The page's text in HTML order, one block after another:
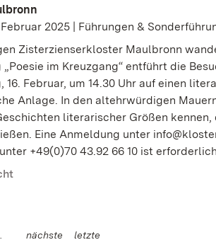
2025 | Führungen &
Zisterzienserkloster Maulbronn
„Poesie im Kreuzgang“ entführt die
16. Februar, um 14.30 Uhr auf einen
Anlage. In den altehrwürdigen
literarischer Größen
Eine Anmeldung unter
+49(0)70 43.92 66 10 ist
nächste letzte